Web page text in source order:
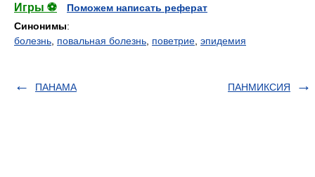
Игры ⚽
Поможем написать реферат
Синонимы:
болезнь повальная болезнь поветрие эпидемия
ПАНАМА ПАНМИКСИЯ